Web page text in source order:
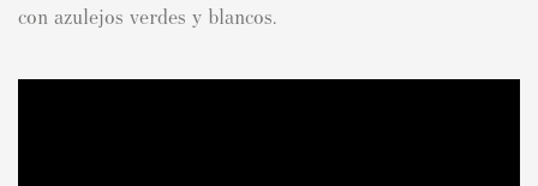
con azulejos verdes y blancos.